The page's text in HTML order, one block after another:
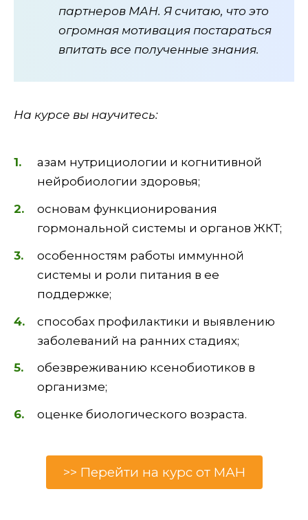
партнеров МАН. Я считаю, что это
огромная мотивация постараться
впитать все полученные знания.
На курсе вы научитесь:
азам нутрициологии и когнитивной
нейробиологии здоровья;
основам функционирования
гормональной системы и органов ЖКТ;
особенностям работы иммунной
системы и роли питания в ее
поддержке;
способах профилактики и выявлению
заболеваний на ранних стадиях;
обезвреживанию ксенобиотиков в
организме;
оценке биологического возраста.
>> Перейти на курс от МАН